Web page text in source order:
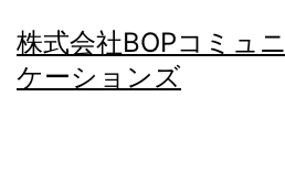
ン
テ
株式会社BOPコミュニ
ケーションズ